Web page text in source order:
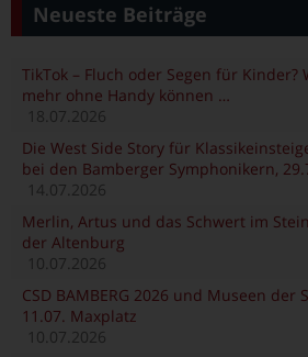
Neueste Beiträge
TikTok – Fluch oder Segen für
mehr ohne Handy können …
18.07.2026
Die West Side Story für
bei den Bamberger Symphonikern,
14.07.2026
Merlin, Artus und das Schwert im
der Altenburg
10.07.2026
CSD BAMBERG 2026 und Museen der
11.07. Maxplatz
10.07.2026